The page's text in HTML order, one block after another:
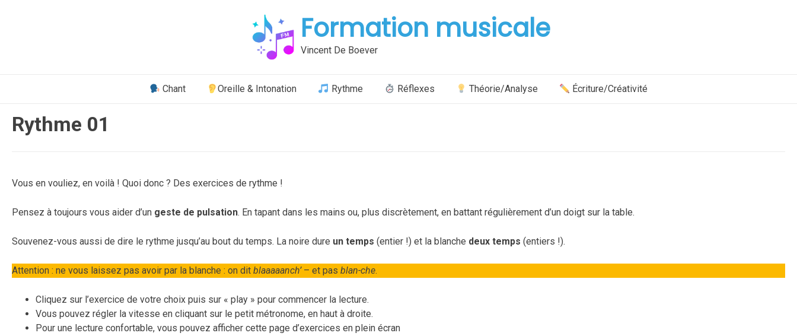
Formation musicale
Vincent De Boever
Chant Oreille & Intonation Rythme Réflexes Théorie/Analyse Écriture/Créativité
Rythme 01
le
septembre
Vincent
Vous en vouliez, en voilà ! Quoi donc ? Des exercices de rythme !
Pensez à toujours vous aider d’un geste de pulsation. En tapant dans les mains ou, plus discrètement, en battant régulièrement d’un doigt sur la table.
Souvenez-vous aussi de dire le rythme jusqu’au bout du temps. La noire dure un temps (entier !) et la blanche deux temps (entiers !).
Attention : ne vous laissez pas avoir par la blanche : on dit blaaaaanch’– et pas blan-che.
Cliquez sur l’exercice de votre choix puis sur « play » pour commencer la lecture.
Vous pouvez régler la vitesse en cliquant sur le petit métronome, en haut à droite.
Pour une lecture confortable, vous pouvez afficher cette page d’exercices en plein écran